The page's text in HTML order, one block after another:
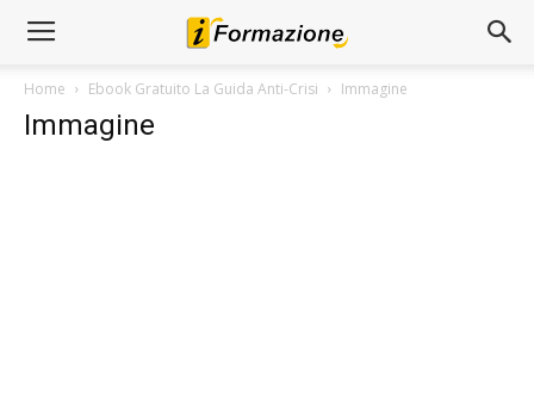
Home Ebook Gratuito La Guida Anti-Crisi Immagine
Immagine